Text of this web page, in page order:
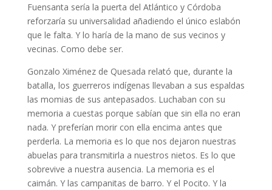
Fuensanta sería la puerta del Atlántico y Córdoba
reforzaría su universalidad añadiendo el único eslabón
que le falta. Y lo haría de la mano de sus vecinos y
vecinas. Como debe ser.
Gonzalo Ximénez de Quesada relató que, durante la
batalla, los guerreros indígenas llevaban a sus espaldas
las momias de sus antepasados. Luchaban con su
memoria a cuestas porque sabían que sin ella no eran
nada. Y preferían morir con ella encima antes que
perderla. La memoria es lo que nos dejaron nuestras
abuelas para transmitirla a nuestros nietos. Es lo que
sobrevive a nuestra ausencia. La memoria es el
caimán. Y las campanitas de barro. Y el Pocito. Y la